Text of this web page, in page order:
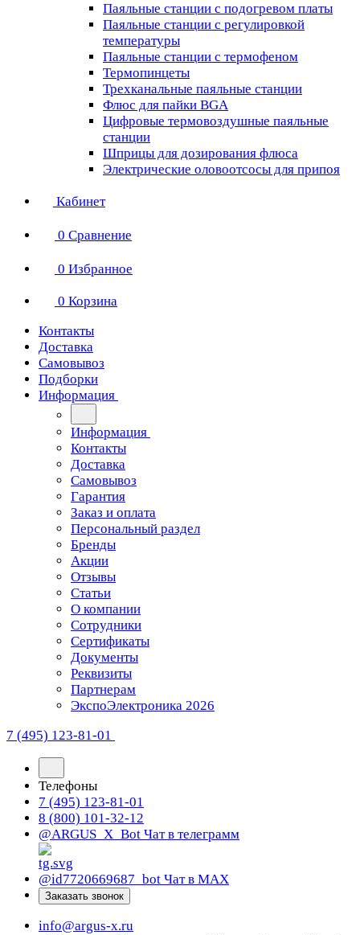
Паяльные станции с подогревом платы
Паяльные станции с регулировкой
температуры
Паяльные станции с термофеном
Термопинцеты
Трехканальные паяльные станции
Флюс для пайки BGA
Цифровые термовоздушные паяльные
станции
Шприцы для дозирования флюса
Электрические оловоотсосы для припоя
Кабинет
0 Сравнение
0 Избранное
0 Корзина
Контакты
Доставка
Самовывоз
Подборки
Информация
Информация
Контакты
Доставка
Самовывоз
Гарантия
Заказ и оплата
Персональный раздел
Бренды
Акции
Отзывы
Статьи
О компании
Сотрудники
Сертификаты
Документы
Реквизиты
Партнерам
ЭкспоЭлектроника 2026
7 (495) 123-81-01
Телефоны
7 (495) 123-81-01
8 (800) 101-32-12
@ARGUS_X_Bot Чат в телеграмм
@id7720669687_bot Чат в МАХ
Заказать звонок
info@argus-x.ru